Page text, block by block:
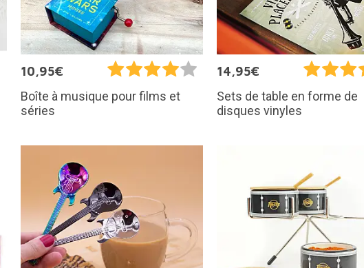
10,95€
Boîte à musique pour films et
séries
14,95€
Sets de table en forme de
disques vinyles